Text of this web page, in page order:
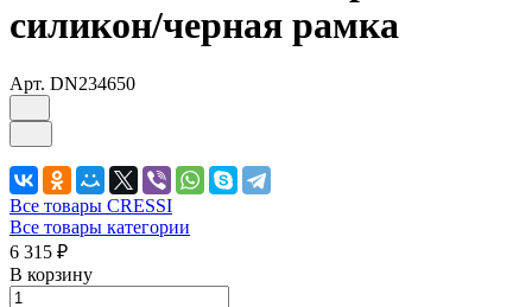
силикон/черная рамка
Арт. DN234650
Все товары CRESSI
Все товары категории
6 315 ₽
В корзину